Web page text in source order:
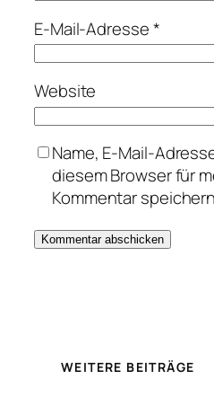
E-Mail-Adresse*
Website
Name, E-Mail-
diesem Browser für
Kommentar
WEITERE BEITRÄGE